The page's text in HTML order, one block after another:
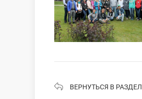
ВЕРНУТЬСЯ В РАЗДЕЛ